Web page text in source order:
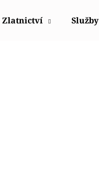
Zlatnictví Služby